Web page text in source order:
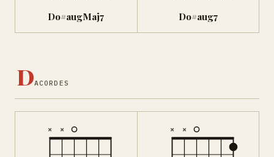
Do#augMaj7 Do#aug7
DACORDES
× × × ×